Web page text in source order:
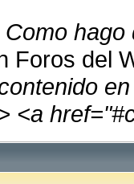
Como hago
Foros del
<a